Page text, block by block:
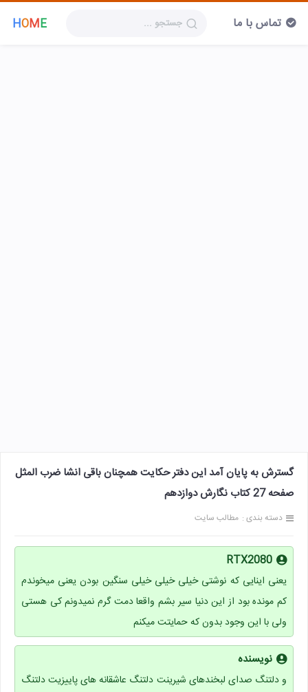
HOME تماس با ما
گسترش به پایان آمد این دفتر حکایت همچنان باقی انشا ضرب المثل
صفحه 27 کتاب نگارش دوازدهم
دسته بندی : مطالب سایت
RTX2080
یعنی اینایی که نوشتی خیلی خیلی خیلی سنگین بودن یعنی میخوندم
کم مونده بود از این دنیا سیر بشم واقعا دمت گرم نمیدونم کی هستی
ولی با این وجود بدون که حمایتت میکنم
نویسنده
و دلتنگ صدای لبخندهای شیرینت دلتنگ عاشقانه های پاییزیت دلتنگ